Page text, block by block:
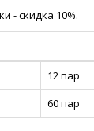
- скидка 10%.
12 пар
60 пар